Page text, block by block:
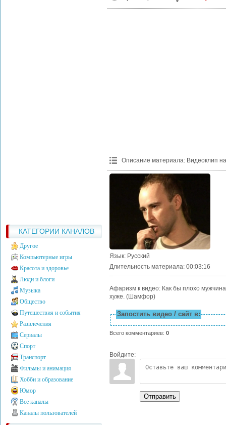
КАТЕГОРИИ КАНАЛОВ
Другое
Компьютерные игры
Красота и здоровье
Люди и блоги
Музыка
Общество
Путешествия и события
Развлечения
Сериалы
Спорт
Транспорт
Фильмы и анимация
Хобби и образование
Юмор
Все каналы
Каналы пользователей
Описание материала: Видеоклип
Язык: Русский
Длительность материала: 00:03:16
Афаризм к видео: Как бы плохо
хуже. (Шамфор)
Запостить видео / сайт в:
Всего комментариев: 0
Войдите:
Отправить